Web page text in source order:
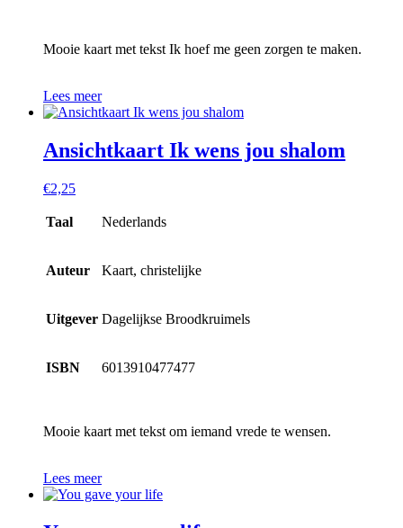
Mooie kaart met tekst Ik hoef me geen zorgen te maken.
Lees meer
Ansichtkaart Ik wens jou shalom
€2,25
Taal Nederlands
Auteur Kaart, christelijke
Uitgever Dagelijkse Broodkruimels
ISBN 6013910477477
Mooie kaart met tekst om iemand vrede te wensen.
Lees meer